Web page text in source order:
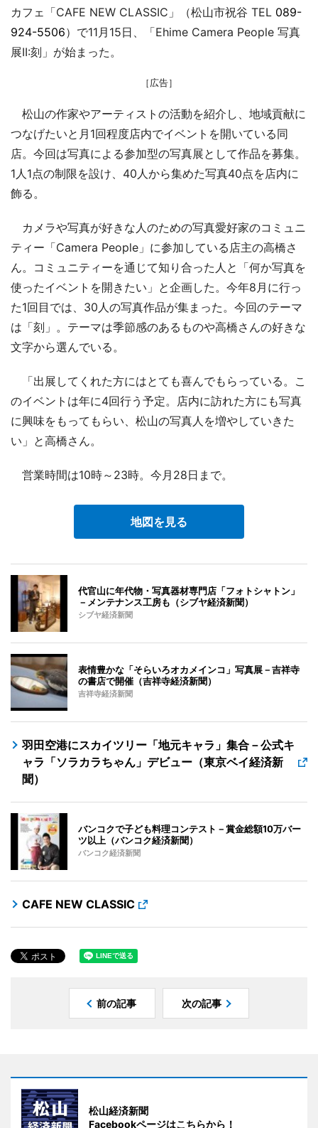
カフェ「CAFE NEW CLASSIC」（松山市祝谷 TEL 089-
924-5506）で11月15日、「Ehime Camera People 写真
展II:刻」が始まった。
［広告］
松山の作家やアーティストの活動を紹介し、地域貢献に
つなげたいと月1回程度店内でイベントを開いている同
店。今回は写真による参加型の写真展として作品を募集。
1人1点の制限を設け、40人から集めた写真40点を店内に
飾る。
カメラや写真が好きな人のための写真愛好家のコミュニ
ティー「Camera People」に参加している店主の高橋さ
ん。コミュニティーを通じて知り合った人と「何か写真を
使ったイベントを開きたい」と企画した。今年8月に行っ
た1回目では、30人の写真作品が集まった。今回のテーマ
は「刻」。テーマは季節感のあるものや高橋さんの好きな
文字から選んでいる。
「出展してくれた方にはとても喜んでもらっている。こ
のイベントは年に4回行う予定。店内に訪れた方にも写真
に興味をもってもらい、松山の写真人を増やしていきた
い」と高橋さん。
営業時間は10時～23時。今月28日まで。
地図を見る
代官山に年代物・写真器材専門店「フォトシャトン」
－メンテナンス工房も（シブヤ経済新聞）
シブヤ経済新聞
表情豊かな「そらいろオカメインコ」写真展－吉祥寺
の書店で開催（吉祥寺経済新聞）
吉祥寺経済新聞
羽田空港にスカイツリー「地元キャラ」集合－公式キ
ャラ「ソラカラちゃん」デビュー（東京ベイ経済新
聞）
バンコクで子ども料理コンテスト－賞金総額10万バー
ツ以上（バンコク経済新聞）
バンコク経済新聞
CAFE NEW CLASSIC
前の記事 次の記事
松山経済新聞
Facebookページはこちらから！